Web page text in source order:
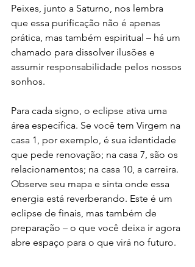
Peixes, junto a Saturno, nos lembra
que essa purificação não é apenas
prática, mas também espiritual – há um
chamado para dissolver ilusões e
assumir responsabilidade pelos nossos
sonhos.
Para cada signo, o eclipse ativa uma
área específica. Se você tem Virgem na
casa 1, por exemplo, é sua identidade
que pede renovação; na casa 7, são os
relacionamentos; na casa 10, a carreira.
Observe seu mapa e sinta onde essa
energia está reverberando. Este é um
eclipse de finais, mas também de
preparação – o que você deixa ir agora
abre espaço para o que virá no futuro.